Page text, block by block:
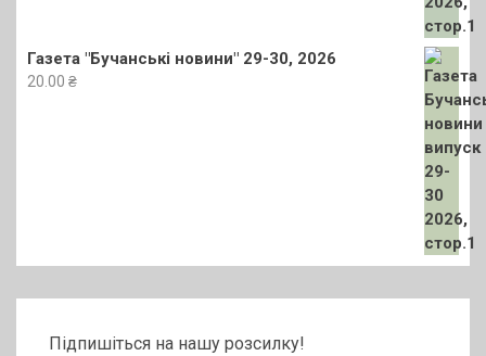
Газета "Бучанські новини" 29-30, 2026
20.00 ₴
Підпишіться на нашу розсилку!